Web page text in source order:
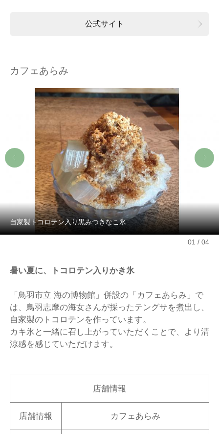
公式サイト
カフェあらみ
自家製トコロテン入り黒みつきなこ氷
01 04
暑い夏に、トコロテン入りかき氷
「鳥羽市立 海の博物館」併設の「カフェあらみ」で
は、鳥羽志摩の海女さんが採ったテングサを煮出し、
自家製のトコロテンを作っています。
カキ氷と一緒に召し上がっていただくことで、より清
涼感を感じていただけます。
店舗情報
店舗情報 カフェあらみ